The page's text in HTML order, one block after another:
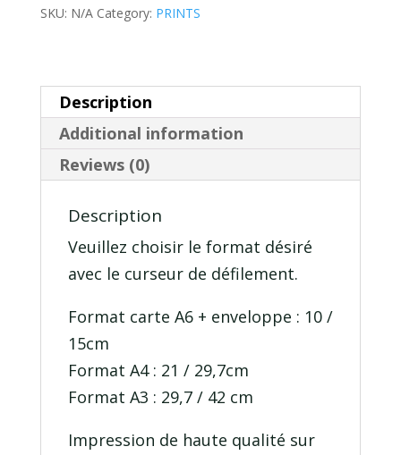
dream
SKU: N/A Category: PRINTS
Description
Additional information
Reviews (0)
Description
Veuillez choisir le format désiré
avec le curseur de défilement.
Format carte A6 + enveloppe : 10 /
15cm
Format A4 : 21 / 29,7cm
Format A3 : 29,7 / 42 cm
Impression de haute qualité sur